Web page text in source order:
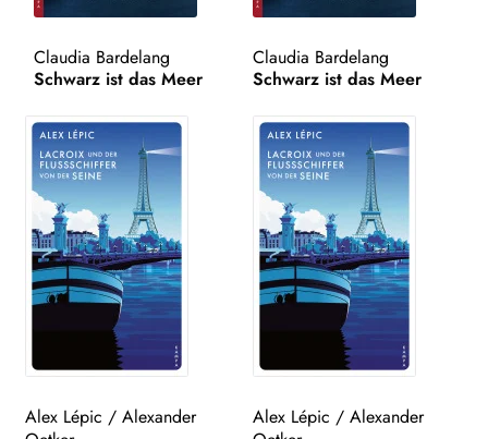
Search:
Claudia Bardelang
Schwarz ist das Meer
Claudia Bardelang
Schwarz ist das Meer
Alex Lépic / Alexander
Alex Lépic /Alexander